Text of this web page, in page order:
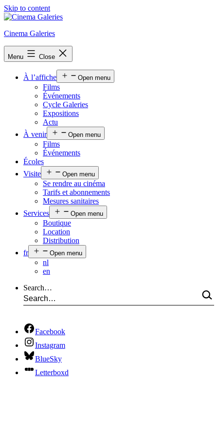
Skip to content
Cinema Galeries
Menu Close
À l’affiche Open menu
Films
Événements
Cycle Galeries
Expositions
Actu
À venir
Open menu
Films
Événements
Écoles
Visite
Open menu
Se rendre au cinéma
Tarifs et abonnements
Mesures sanitaires
Services
Open menu
Boutique
Location
Distribution
fr
Open menu
nl
en
Search…
Facebook
Instagram
BlueSky
Letterboxd